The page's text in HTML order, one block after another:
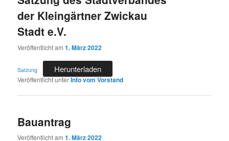
der Kleingärtner Zwickau
Stadt e.V.
Veröffentlicht am1. März 2022
Satzung Herunterladen
Veröffentlicht unterInfo vom Vorstand
Bauantrag
Veröffentlicht am1. März 2022